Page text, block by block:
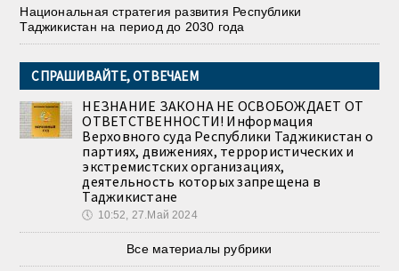
Национальная стратегия развития Республики
Таджикистан на период до 2030 года
СПРАШИВАЙТЕ, ОТВЕЧАЕМ
НЕЗНАНИЕ ЗАКОНА НЕ ОСВОБОЖДАЕТ ОТ
ОТВЕТСТВЕННОСТИ! Информация
Верховного суда Республики Таджикистан о
партиях, движениях, террористических и
экстремистских организациях,
деятельность которых запрещена в
Таджикистане
🕔 10:52, 27.Май 2024
Все материалы рубрики